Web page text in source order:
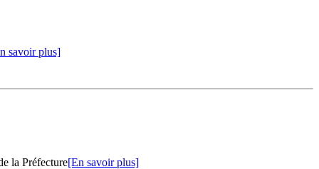
savoir plus]
la Préfecture[En savoir plus]